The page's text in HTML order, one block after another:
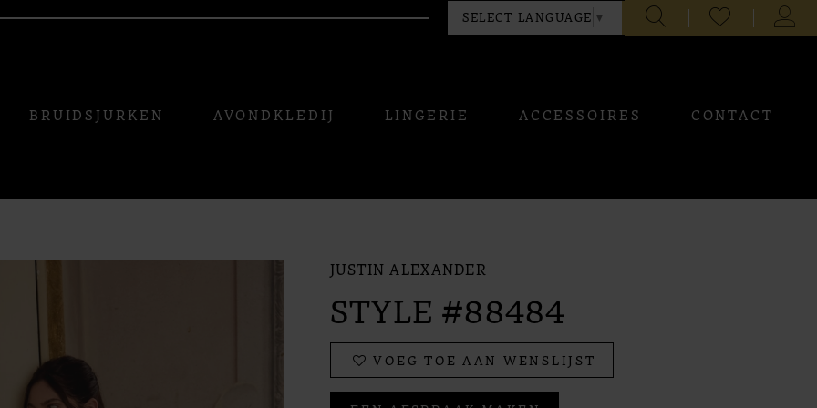
SELECT LANGUAGE ▼
CHECK
WISHLIST
BRUIDSJURKEN AVONDKLEDIJ LINGERIE ACCESSOIRES CONTACT
JUSTIN ALEXANDER
STYLE #88484
VOEG TOE AAN WENSLIJST